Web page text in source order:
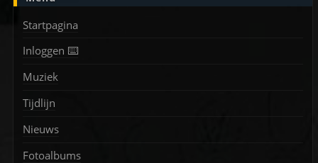
Startpagina
Inloggen ⌨️
Muziek
Tijdlijn
Nieuws
Fotoalbums